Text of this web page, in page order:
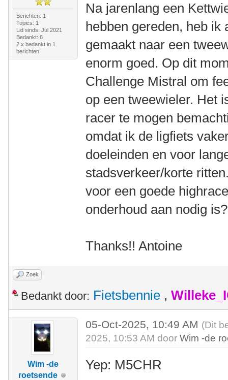
Berichten: 1
Topics: 1
Lid sinds: Jul 2021
Bedankt: 6
2 x bedankt in 1
berichten
Na jarenlang een
hebben gereden, heb ik
gemaakt naar een
enorm goed. Op dit
Challenge Mistral om
op een tweewieler. Het
racer te mogen
omdat ik de ligfiets
doeleinden en voor
stadsverkeer/korte
voor een goede
onderhoud aan nodig
Thanks!! Antoine
Zoek
Bedankt door: Fietsbennie ,
Wim -de
roetsende
05-Oct-2025, 10:49 AM (Dit
2025, 10:53 AM doorWim -de
Yep: M5CHR